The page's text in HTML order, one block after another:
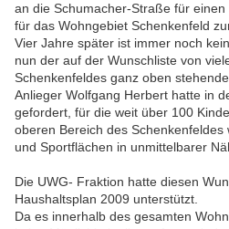
an die Schumacher-Straße für
für das Wohngebiet Schenkenfeld
Vier Jahre später ist immer noch
nun der auf der Wunschliste von
Schenkenfeldes ganz oben
Anlieger Wolfgang Herbert hatte in
gefordert, für die weit über 100
oberen Bereich des Schenkenfeldes
und Sportflächen in unmittelbarer
Die UWG- Fraktion hatte diesen
Haushaltsplan 2009 unterstützt.
Da es innerhalb des gesamten